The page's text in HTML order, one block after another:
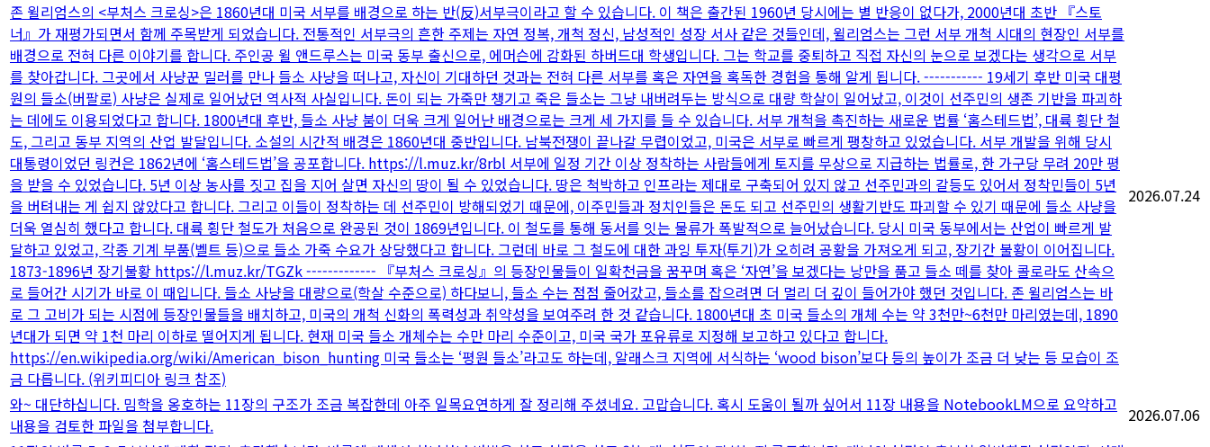
존 윌리엄스의 <부처스 크로싱>은 1860년대 미국 서부를 배경으로 하는 반(反)서부극이라고 할 수 있습니다. 이 책은 출간된 1960년 당시에는 별 반응이 없다가, 2000년대 초반 『스토
너』가 재평가되면서 함께 주목받게 되었습니다. 전통적인 서부극의 흔한 주제는 자연 정복, 개척 정신, 남성적인 성장 서사 같은 것들인데, 윌리엄스는 그런 서부 개척 시대의 현장인 서부를
배경으로 전혀 다른 이야기를 합니다. 주인공 윌 앤드루스는 미국 동부 출신으로, 에머슨에 감화된 하버드대 학생입니다. 그는 학교를 중퇴하고 직접 자신의 눈으로 보겠다는 생각으로 서부
를 찾아갑니다. 그곳에서 사냥꾼 밀러를 만나 들소 사냥을 떠나고, 자신이 기대하던 것과는 전혀 다른 서부를 혹은 자연을 혹독한 경험을 통해 알게 됩니다. ----------- 19세기 후반 미국 대평
원의 들소(버팔로) 사냥은 실제로 일어났던 역사적 사실입니다. 돈이 되는 가죽만 챙기고 죽은 들소는 그냥 내버려두는 방식으로 대량 학살이 일어났고, 이것이 선주민의 생존 기반을 파괴하
는 데에도 이용되었다고 합니다. 1800년대 후반, 들소 사냥 붐이 더욱 크게 일어난 배경으로는 크게 세 가지를 들 수 있습니다. 서부 개척을 촉진하는 새로운 법률 ‘홈스테드법’, 대륙 횡단 철
도, 그리고 동부 지역의 산업 발달입니다. 소설의 시간적 배경은 1860년대 중반입니다. 남북전쟁이 끝나갈 무렵이었고, 미국은 서부로 빠르게 팽창하고 있었습니다. 서부 개발을 위해 당시
대통령이었던 링컨은 1862년에 ‘홈스테드법’을 공포합니다. https://l.muz.kr/8rbl 서부에 일정 기간 이상 정착하는 사람들에게 토지를 무상으로 지급하는 법률로, 한 가구당 무려 20만 평
을 받을 수 있었습니다. 5년 이상 농사를 짓고 집을 지어 살면 자신의 땅이 될 수 있었습니다. 땅은 척박하고 인프라는 제대로 구축되어 있지 않고 선주민과의 갈등도 있어서 정착민들이 5년
을 버텨내는 게 쉽지 않았다고 합니다. 그리고 이들이 정착하는 데 선주민이 방해되었기 때문에, 이주민들과 정치인들은 돈도 되고 선주민의 생활기반도 파괴할 수 있기 때문에 들소 사냥을
더욱 열심히 했다고 합니다. 대륙 횡단 철도가 처음으로 완공된 것이 1869년입니다. 이 철도를 통해 동서를 잇는 물류가 폭발적으로 늘어났습니다. 당시 미국 동부에서는 산업이 빠르게 발
달하고 있었고, 각종 기계 부품(벨트 등)으로 들소 가죽 수요가 상당했다고 합니다. 그런데 바로 그 철도에 대한 과잉 투자(투기)가 오히려 공황을 가져오게 되고, 장기간 불황이 이어집니다.
1873-1896년 장기불황 https://l.muz.kr/TGZk ------------- 『부처스 크로싱』의 등장인물들이 일확천금을 꿈꾸며 혹은 ‘자연’을 보겠다는 낭만을 품고 들소 떼를 찾아 콜로라도 산속으
로 들어간 시기가 바로 이 때입니다. 들소 사냥을 대량으로(학살 수준으로) 하다보니, 들소 수는 점점 줄어갔고, 들소를 잡으려면 더 멀리 더 깊이 들어가야 했던 것입니다. 존 윌리엄스는 바
로 그 고비가 되는 시점에 등장인물들을 배치하고, 미국의 개척 신화의 폭력성과 취약성을 보여주려 한 것 같습니다. 1800년대 초 미국 들소의 개체 수는 약 3천만~6천만 마리였는데, 1890
년대가 되면 약 1천 마리 이하로 떨어지게 됩니다. 현재 미국 들소 개체수는 수만 마리 수준이고, 미국 국가 포유류로 지정해 보고하고 있다고 합니다.
https://en.wikipedia.org/wiki/American_bison_hunting 미국 들소는 ‘평원 들소’라고도 하는데, 알래스크 지역에 서식하는 ‘wood bison’보다 등의 높이가 조금 더 낮는 등 모습이 조
금 다릅니다. (위키피디아 링크 참조)
2026.07.24
와~ 대단하십니다. 밈학을 옹호하는 11장의 구조가 조금 복잡한데 아주 일목요연하게 잘 정리해 주셨네요. 고맙습니다. 혹시 도움이 될까 싶어서 11장 내용을 NotebookLM으로 요약하고
내용을 검토한 파일을 첨부합니다.
2026.07.06